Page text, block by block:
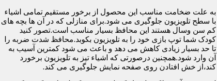
به علت ضخامت مناسب این محصول از برخور مستقیم تمامی اشیاء
با سطح تلویزیون جلوگیری می شود.برای منازلی که در آن ها بچه های
کم سن وسال هستند این محافظ بسیار مناسب است.تصور کنید
کودک شما توپ بازی خود را به تلویزیون بکوبد.محافظ شدت ضربه را
تا حد بسیار زیادی کاهش می دهد و باعث می شود کمترین آسیب به
آن وارد شود.همچنین درصورتی که اشیاء تیز به تلویزیون برخورد
کند،از خش افتادن روی صفحه نمایش جلوگیری می کند.